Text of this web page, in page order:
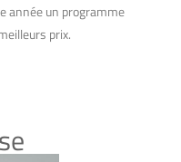
année un programme
prix.